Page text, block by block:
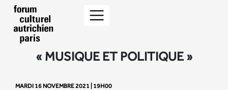
« MUSIQUE ET POLITIQUE »
MARDI 16 NOVEMBRE 2021 | 19H00